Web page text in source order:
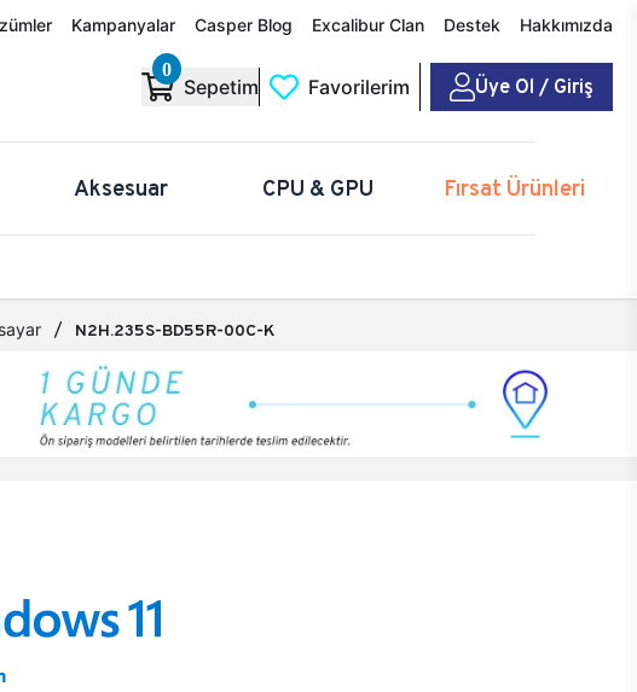
Kampanyalar Casper Blog Excalibur Clan Destek Hakkımızda
0
Sepetim Favorilerim Üye Ol / Giriş
Aksesuar CPU & GPU Fırsat Ürünleri
N2H.235S-BD55R-00C-K